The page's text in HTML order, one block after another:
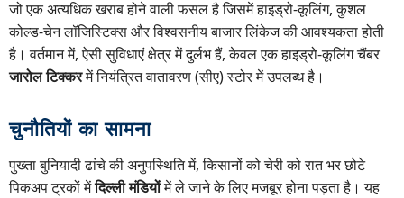
जो एक अत्यधिक खराब होने वाली फसल है जिसमें हाइड्रो-कूलिंग, कुशल
कोल्ड-चेन लॉजिस्टिक्स और विश्वसनीय बाजार लिंकेज की आवश्यकता होती
है। वर्तमान में, ऐसी सुविधाएं क्षेत्र में दुर्लभ हैं, केवल एक हाइड्रो-कूलिंग चैंबर
जारोल टिक्करमें नियंत्रित वातावरण (सीए) स्टोर में उपलब्ध है।
चुनौतियों का सामना
पुख्ता बुनियादी ढांचे की अनुपस्थिति में, किसानों को चेरी को रात भर छोटे
पिकअप ट्रकों मेंदिल्ली मंडियोंमें ले जाने के लिए मजबूर होना पड़ता है। यह